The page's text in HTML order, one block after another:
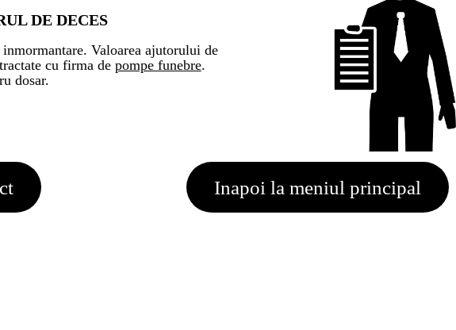
DE DECES
Valoarea ajutorului de
cu firma de pompe funebre.
dosar.
Inapoi la meniul principal